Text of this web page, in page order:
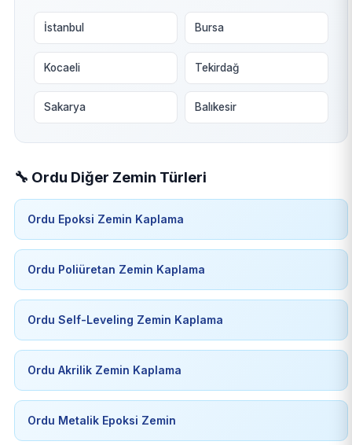
İstanbul Bursa
Kocaeli Tekirdağ
Sakarya Balıkesir
🔧 Ordu Diğer Zemin Türleri
Ordu Epoksi Zemin Kaplama
Ordu Poliüretan Zemin Kaplama
Ordu Self-Leveling Zemin Kaplama
Ordu Akrilik Zemin Kaplama
Ordu Metalik Epoksi Zemin